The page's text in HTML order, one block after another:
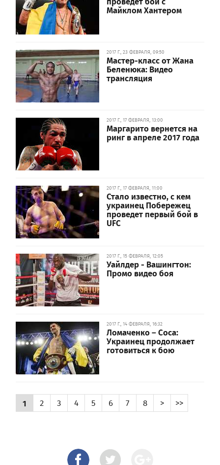
Майклом Хантером
2017 Г., 23 ФЕВРАЛЯ, 09:50
Мастер-класс от Жана
Беленюка: Видео
трансляция
2017 Г., 17 ФЕВРАЛЯ, 13:00
Маргарито вернется на
ринг в апреле 2017 года
2017 Г., 17 ФЕВРАЛЯ, 11:00
Стало известно, с кем
украинец Побережец
проведет первый бой в
UFC
2017 Г., 15 ФЕВРАЛЯ, 12:05
Уайлдер - Вашингтон:
Промо видео боя
2017 Г., 14 ФЕВРАЛЯ, 16:32
Ломаченко – Соса:
Украинец продолжает
готовиться к бою
1 2 3 4 5 6 7 8 > >>